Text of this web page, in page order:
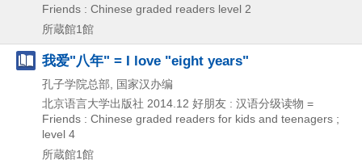
Friends : Chinese graded readers level 2
所蔵館1館
我爱"八年" = I love "eight years"
孔子学院总部, 国家汉办编
北京语言大学出版社 2014.12 好朋友 : 汉语分级读物 =
Friends : Chinese graded readers for kids and teenagers ;
level 4
所蔵館1館